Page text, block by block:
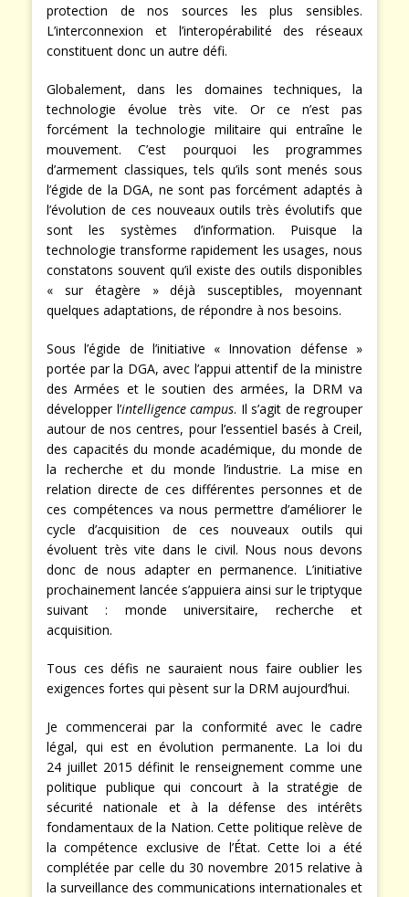
protection de nos sources les plus sensibles.
L’interconnexion et l’interopérabilité des réseaux
constituent donc un autre défi.
Globalement, dans les domaines techniques, la
technologie évolue très vite. Or ce n’est pas
forcément la technologie militaire qui entraîne le
mouvement. C’est pourquoi les programmes
d’armement classiques, tels qu’ils sont menés sous
l’égide de la DGA, ne sont pas forcément adaptés à
l’évolution de ces nouveaux outils très évolutifs que
sont les systèmes d’information. Puisque la
technologie transforme rapidement les usages, nous
constatons souvent qu’il existe des outils disponibles
« sur étagère » déjà susceptibles, moyennant
quelques adaptations, de répondre à nos besoins.
Sous l’égide de l’initiative « Innovation défense »
portée par la DGA, avec l’appui attentif de la ministre
des Armées et le soutien des armées, la DRM va
développer l’intelligence campus. Il s’agit de regrouper
autour de nos centres, pour l’essentiel basés à Creil,
des capacités du monde académique, du monde de
la recherche et du monde l’industrie. La mise en
relation directe de ces différentes personnes et de
ces compétences va nous permettre d’améliorer le
cycle d’acquisition de ces nouveaux outils qui
évoluent très vite dans le civil. Nous nous devons
donc de nous adapter en permanence. L’initiative
prochainement lancée s’appuiera ainsi sur le triptyque
suivant : monde universitaire, recherche et
acquisition.
Tous ces défis ne sauraient nous faire oublier les
exigences fortes qui pèsent sur la DRM aujourd’hui.
Je commencerai par la conformité avec le cadre
légal, qui est en évolution permanente. La loi du
24 juillet 2015 définit le renseignement comme une
politique publique qui concourt à la stratégie de
sécurité nationale et à la défense des intérêts
fondamentaux de la Nation. Cette politique relève de
la compétence exclusive de l’État. Cette loi a été
complétée par celle du 30 novembre 2015 relative à
la surveillance des communications internationales et